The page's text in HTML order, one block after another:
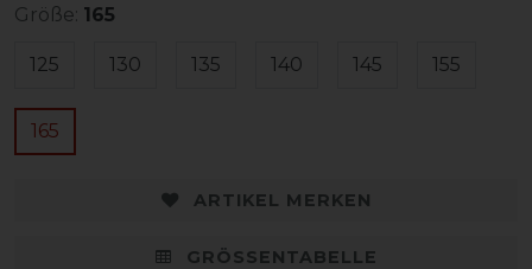
Größe: 165
125 130 135 140 145 155
165
ARTIKEL MERKEN
GRÖSSENTABELLE